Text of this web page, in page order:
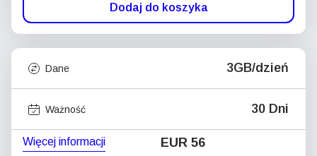
Dodaj do koszyka
Dane 3GB/dzień
Ważność 30 Dni
Więcej informacji EUR 56